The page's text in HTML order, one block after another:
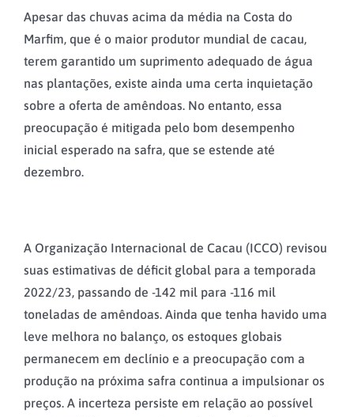
Apesar das chuvas acima da média na Costa do
Marfim, que é o maior produtor mundial de cacau,
terem garantido um suprimento adequado de água
nas plantações, existe ainda uma certa inquietação
sobre a oferta de amêndoas. No entanto, essa
preocupação é mitigada pelo bom desempenho
inicial esperado na safra, que se estende até
dezembro.
A Organização Internacional de Cacau (ICCO) revisou
suas estimativas de déficit global para a temporada
2022/23, passando de -142 mil para -116 mil
toneladas de amêndoas. Ainda que tenha havido uma
leve melhora no balanço, os estoques globais
permanecem em declínio e a preocupação com a
produção na próxima safra continua a impulsionar os
preços. A incerteza persiste em relação ao possível